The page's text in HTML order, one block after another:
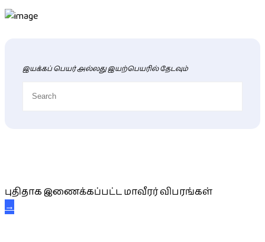
இயக்கப் பெயர் அல்லது இயற்பெயரில் தேடவும்
புதிதாக இணைக்கப்பட்ட மாவீரர் விபரங்கள்
→